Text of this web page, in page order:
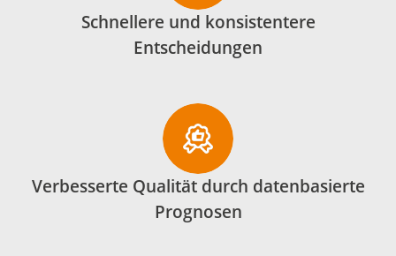
Schnellere und konsistentere
Entscheidungen
Verbesserte Qualität durch datenbasierte
Prognosen